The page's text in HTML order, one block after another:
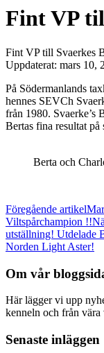
Fint VP
Fint VP till Svaerkes
Uppdaterat: mars 10,
På Södermanlands
hennes SEVCh
från 1980. Svaerke’s
Bertas fina resultat
Berta och
Föregående artikel
Viltspårchampion !!
utställning! Utdelade
Norden Light Aster!
Om vår
Här lägger vi upp
kenneln och från vära
Senaste inläggen